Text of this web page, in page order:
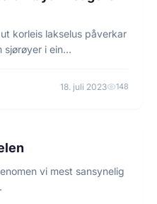
korleis lakselus påverkar
sjørøyer i ein…
18. juli 2023 148
vi mest sansynelig